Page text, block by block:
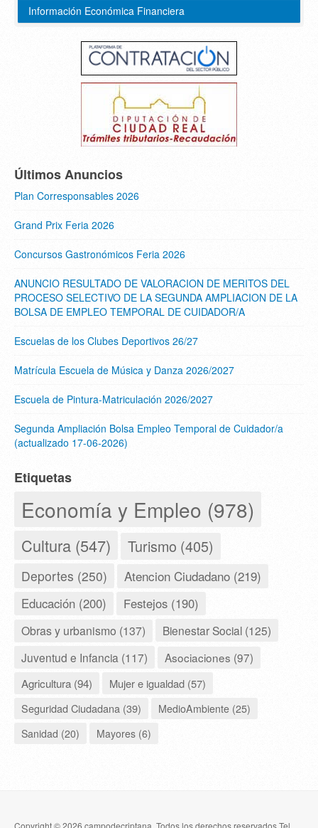
Información Económica Financiera
Últimos Anuncios
Plan Corresponsables 2026
Grand Prix Feria 2026
Concursos Gastronómicos Feria 2026
ANUNCIO RESULTADO DE VALORACION DE MERITOS DEL
PROCESO SELECTIVO DE LA SEGUNDA AMPLIACION DE LA
BOLSA DE EMPLEO TEMPORAL DE CUIDADOR/A
Escuelas de los Clubes Deportivos 26/27
Matrícula Escuela de Música y Danza 2026/2027
Escuela de Pintura-Matriculación 2026/2027
Segunda Ampliación Bolsa Empleo Temporal de Cuidador/a
(actualizado 17-06-2026)
Etiquetas
Economía y Empleo (978)
Cultura (547) Turismo (405)
Deportes (250) Atencion Ciudadano (219)
Educación (200) Festejos (190)
Obras y urbanismo (137)
Bienestar Social (125)
Juventud e Infancia (117)
Asociaciones (97)
Agricultura (94)
Mujer e igualdad (57)
Seguridad Ciudadana (39)
MedioAmbiente (25)
Sanidad (20)
Mayores (6)